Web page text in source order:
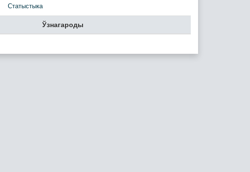
Статыстыка
Ўзнагароды